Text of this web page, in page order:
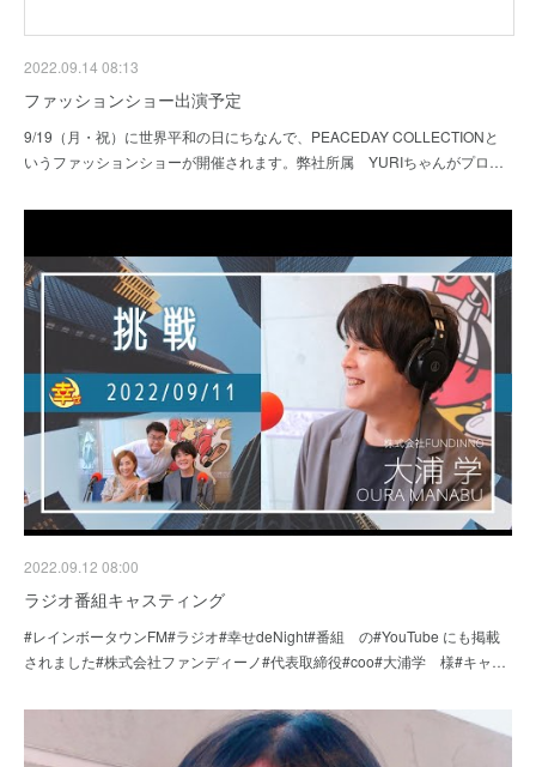
2022.09.14 08:13
ファッションショー出演予定
9/19（月・祝）に世界平和の日にちなんで、PEACEDAY COLLECTIONと
いうファッションショーが開催されます。弊社所属 YURIちゃんがプロ…
2022.09.12 08:00
ラジオ番組キャスティング
#レインボータウンFM#ラジオ#幸せdeNight#番組 の#YouTube にも掲載
されました#株式会社ファンディーノ#代表取締役#coo#大浦学 様#キャ…